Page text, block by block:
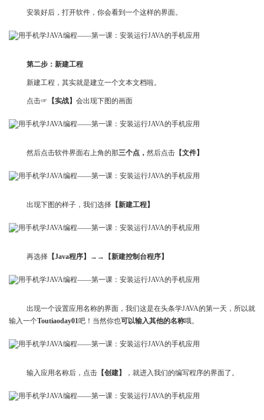
安装好后，打开软件，你会看到一个这样的界面。
第二步：新建工程
新建工程，其实就是建立一个文本文档啦。
点击☞ 【实战】 会出现下图的画面
然后点击软件界面右上角的那三个点， 然后点击 【文件】
出现下图的样子，我们选择 【新建工程】
再选择 【Java程序】 →→ 【新建控制台程序】
出现一个设置应用名称的界面，我们这是在头条学JAVA的第一天，所以就
输入一个Toutiaoday01吧！当然你也可以输入其他的名称哦。
输入应用名称后，点击 【创建】 ，就进入我们的编写程序的界面了。